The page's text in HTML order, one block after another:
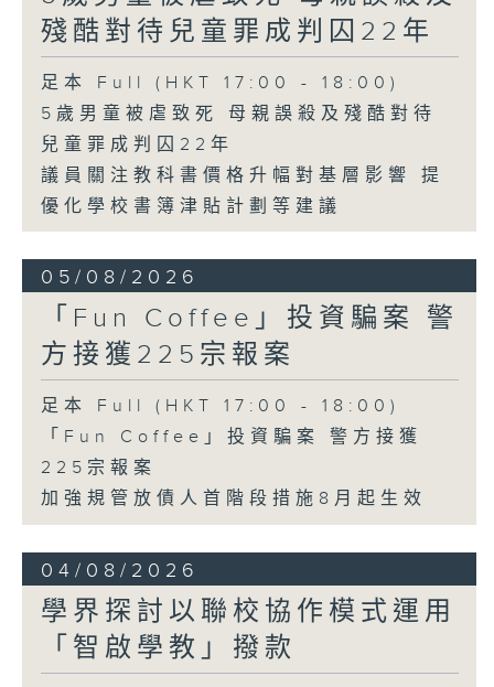
殘酷對待兒童罪成判囚22年
足本 Full (HKT 17:00 - 18:00)
5歲男童被虐致死 母親誤殺及殘酷對待
兒童罪成判囚22年
議員關注教科書價格升幅對基層影響 提
優化學校書簿津貼計劃等建議
05/08/2026
「Fun Coffee」投資騙案 警
方接獲225宗報案
足本 Full (HKT 17:00 - 18:00)
「Fun Coffee」投資騙案 警方接獲
225宗報案
加強規管放債人首階段措施8月起生效
04/08/2026
學界探討以聯校協作模式運用
「智啟學教」撥款